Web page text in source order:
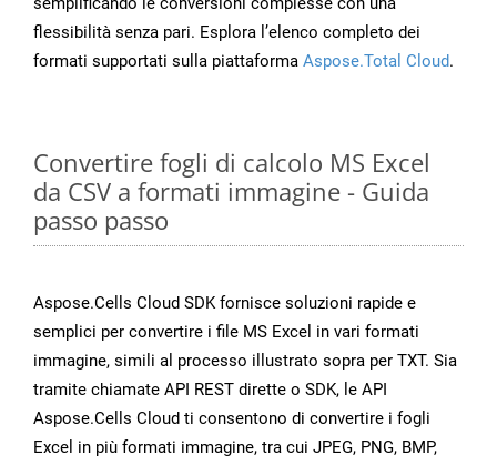
flessibilità senza pari. Esplora l’elenco completo dei
formati supportati sulla piattaforma Aspose.Total Cloud.
Convertire fogli di calcolo MS Excel
da CSV a formati immagine - Guida
passo passo
Aspose.Cells Cloud SDK fornisce soluzioni rapide e
semplici per convertire i file MS Excel in vari formati
immagine, simili al processo illustrato sopra per TXT. Sia
tramite chiamate API REST dirette o SDK, le API
Aspose.Cells Cloud ti consentono di convertire i fogli
Excel in più formati immagine, tra cui JPEG, PNG, BMP,